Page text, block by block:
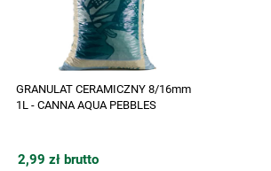
GRANULAT CERAMICZNY 8/16mm
1L - CANNA AQUA PEBBLES
2,99 zł brutto